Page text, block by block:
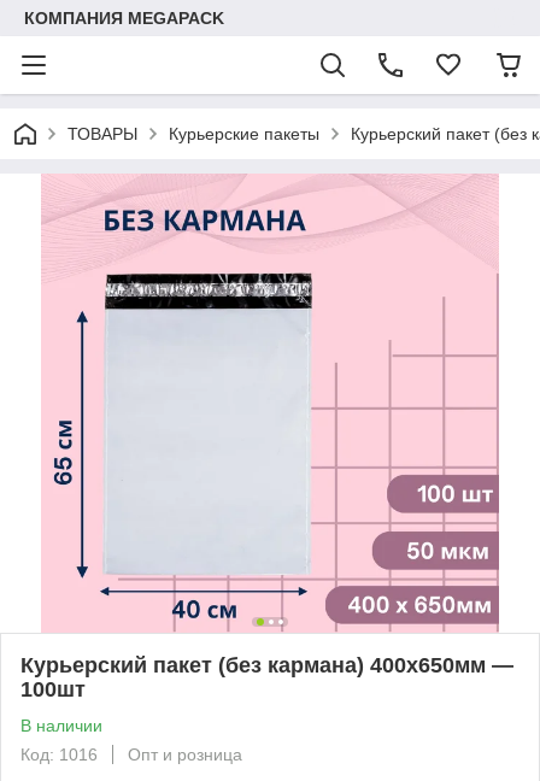
КОМПАНИЯ MEGAPACK
ТОВАРЫ Курьерские пакеты Курьерский пакет
Курьерский пакет (без кармана) 400х650мм —
100шт
В наличии
Код: 1016
Опт и розница